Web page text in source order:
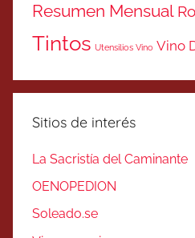
Resumen Mensual
Tintos Utensilios Vino Vino
Sitios de interés
La Sacristía del Caminante
OENOPEDION
Soleado.se